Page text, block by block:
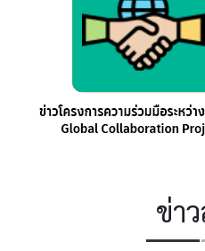
ข่า